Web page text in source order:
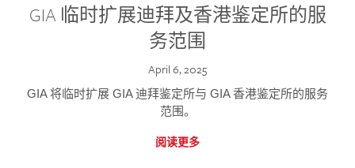
GIA 临时扩展迪拜及香港鉴定所的服
务范围
April 6, 2025
GIA 将临时扩展 GIA 迪拜鉴定所与 GIA 香港鉴定所的服务
范围。
阅读更多